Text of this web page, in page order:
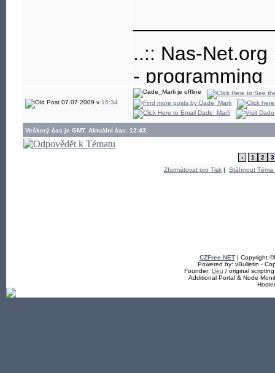
..:: Nas-Net.org
- programming
- build-up and
- development
- freenet,
07.07.2009 v 16:34
Veškerý čas je GMT. Aktuální čas: 12:43.
‹ 1 2
3
Zformátovat pro Tisk | Stáhnout Téma
CZFree.NET| Copyright
Powered by: vBulletin -
Founder: Deu / original
Additional Portal & Node